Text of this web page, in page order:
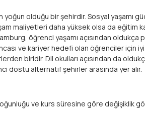
olduğu bir şehirdir. Sosyal yaşamı
maliyetleri daha yüksek olsa da eğitim
öğrenci yaşamı açısından oldukça
ve kariyer hedefi olan öğrenciler için
biridir. Dil okulları açısından da
dostu alternatif şehirler arasında yer alır.
ve kurs süresine göre değişiklik